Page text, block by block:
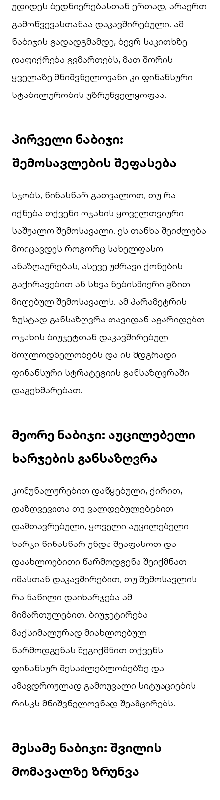
უდიდეს ბედნიერებასთან ერთად, არაერთ
გამოწვევასთანაა დაკავშირებული. ამ
ნაბიჯის გადადგმამდე, ბევრ საკითხზე
დაფიქრება გვმართებს, მათ შორის
ყველაზე მნიშვნელოვანი კი ფინანსური
სტაბილურობის უზრუნველყოფაა.
პირველი ნაბიჯი:
შემოსავლების შეფასება
სჯობს, წინასწარ გათვალოთ, თუ რა
იქნება თქვენი ოჯახის ყოველთვიური
საშუალო შემოსავალი. ეს თანხა შეიძლება
მოიცავდეს როგორც სახელფასო
ანაზღაურებას, ასევე უძრავი ქონების
გაქირავებით ან სხვა ნებისმიერი გზით
მიღებულ შემოსავალს. ამ პარამეტრის
ზუსტად განსაზღვრა თავიდან აგარიდებთ
ოჯახის ბიუჯეტთან დაკავშირებულ
მოულოდნელობებს და ის მდგრადი
ფინანსური სტრატეგიის განსაზღვრაში
დაგეხმარებათ.
მეორე ნაბიჯი: აუცილებელი
ხარჯების განსაზღვრა
კომუნალურებით დაწყებული, ქირით,
დაზღვევითა თუ ვალდებულებებით
დამთავრებული, ყოველი აუცილებელი
ხარჯი წინასწარ უნდა შეაფასოთ და
დაახლოებითი წარმოდგენა შეიქმნათ
იმასთან დაკავშირებით, თუ შემოსავლის
რა ნაწილი დაიხარჯება ამ
მიმართულებით. ბიუჯეტირება
მაქსიმალურად მიახლოებულ
წარმოდგენას შეგიქმნით თქვენს
ფინანსურ შესაძლებლობებზე და
ამავდროულად გამოუვალი სიტუაციების
რისკს მნიშვნელოვნად შეამცირებს.
მესამე ნაბიჯი: შვილის
მომავალზე ზრუნვა